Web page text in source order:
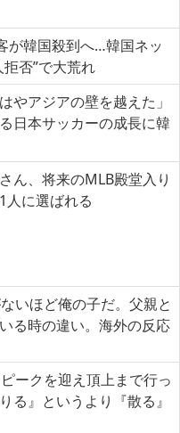
が韓国殺到へ…韓国ネッ
拒否”で大荒れ
やアジアの壁を越えた」
日本サッカーの成長に韓
ん、将来のMLB殿堂入り
人に選ばれる
いほど俺の子だ。父親と
る時の違い。海外の反応
ークを迎え頂上まで行っ
る』というより『散る』